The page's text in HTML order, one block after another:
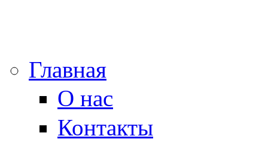
Главная
О нас
Контакты